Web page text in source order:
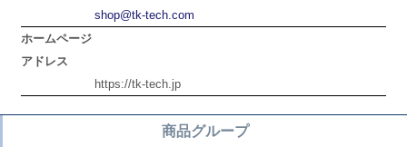
shop@tk-tech.com
ホームページ
アドレス
https://tk-tech.jp
商品グループ